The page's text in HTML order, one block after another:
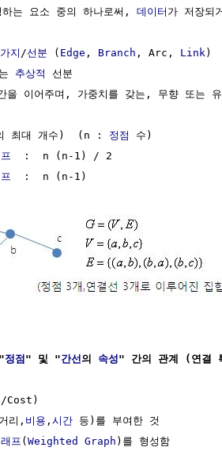
하는 요소 중의 하나로써, 데이터 가 저장되
가지 /선분 ( Edge , Branch , Arc, Link )
추상적
선분
을 이어주며, 가중치를 갖는, 무향 또는
최대 개수)  (n : 정점
수)
  :  n (n-1) / 2
  :  n (n-1)
정점" 및 "간선의 속성" 간의 관계 (연결
/Cost)
리, 비용 , 시간 등)를 부여한 것
프 (Weighted Graph )를 형성함